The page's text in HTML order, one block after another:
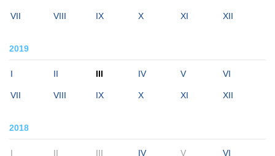
VII VIII IX X XI XII
2019
I II III IV V VI
VII VIII IX X XI XII
2018
I II III IV V VI